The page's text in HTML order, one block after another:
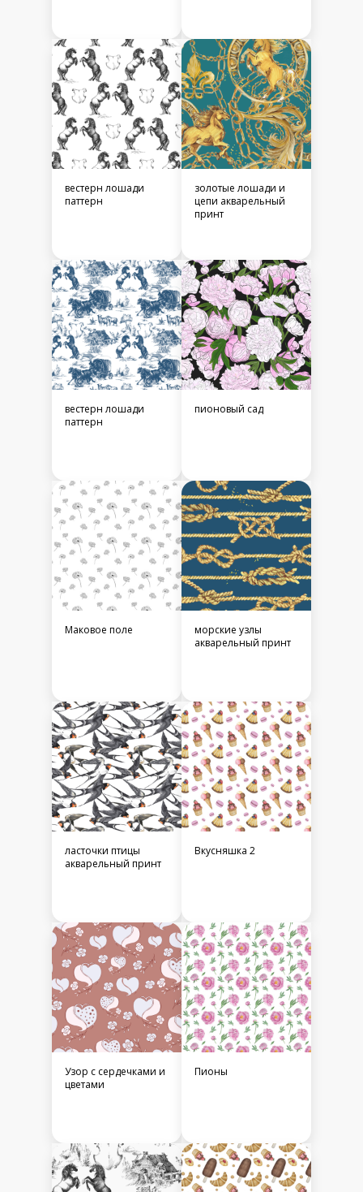
вестерн лошади
паттерн
золотые лошади и
цепи акварельный
принт
вестерн лошади
паттерн
пионовый сад
Маковое поле
морские узлы
акварельный принт
ласточки птицы
акварельный принт
Вкусняшка 2
Узор с сердечками и
цветами
Пионы